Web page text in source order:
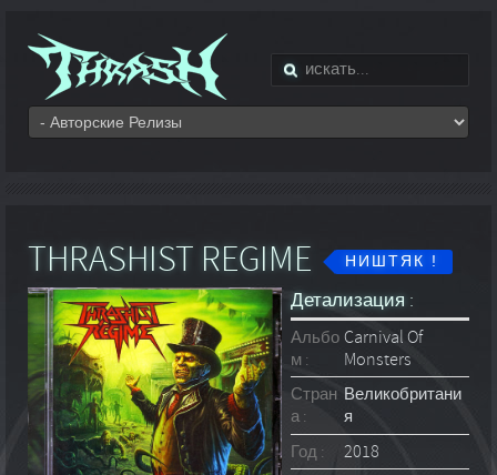
THRASHIST REGIME НИШТЯК !
Детализация :
Альбо
м :
Carnival Of
Monsters
Стран
а :
Великобритани
я
Год :
2018